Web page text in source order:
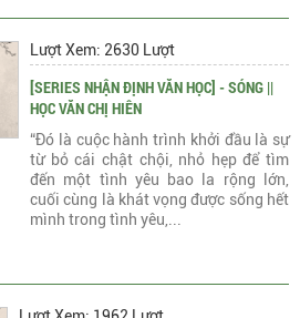
Lượt Xem: 2630 Lượt
[SERIES NHẬN ĐỊNH VĂN HỌC] - SÓNG ||
HỌC VĂN CHỊ HIÊN
“Đó là cuộc hành trình khởi đầu là sự
từ bỏ cái chật chội, nhỏ hẹp để tìm
đến một tình yêu bao la rộng lớn,
cuối cùng là khát vọng được sống hết
mình trong tình yêu,...